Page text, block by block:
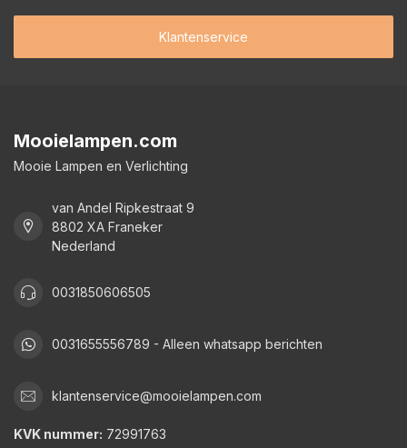
Klantenservice
Mooielampen.com
Mooie Lampen en Verlichting
van Andel Ripkestraat 9
8802 XA Franeker
Nederland
0031850606505
0031655556789 - Alleen whatsapp berichten
klantenservice@mooielampen.com
KVK nummer: 72991763